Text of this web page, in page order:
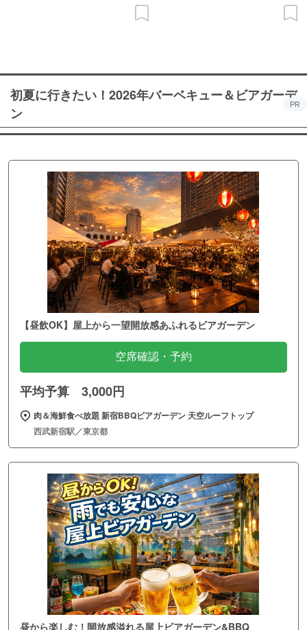
初夏に行きたい！2026年バーベキュー＆ビアガーデ
ン
PR
【昼飲OK】屋上から一望開放感あふれるビアガーデン
空席確認・予約
平均予算 3,000円
肉＆海鮮食べ放題 新宿BBQビアガーデン 天空ルーフトップ
西武新宿駅／東京都
昼から楽しむ！開放感溢れる屋上ビアガーデン&BBQ